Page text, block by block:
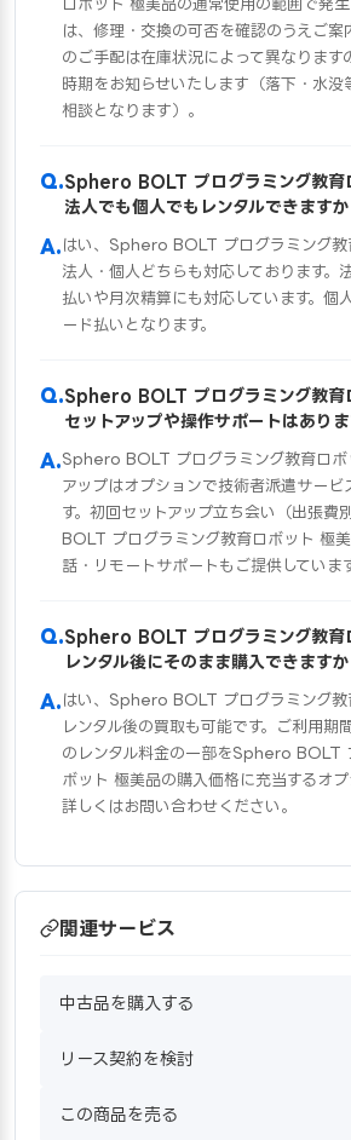
ロボット 極美品の通常使用の範囲で発
は、修理・交換の可否を確認のうえご案
のご手配は在庫状況によって異なります
時期をお知らせいたします（落下・水
相談となります）。
Sphero BOLT プログラミング教育
法人でも個人でもレンタルできますか
はい、Sphero BOLT プログラミング教
法人・個人どちらも対応しております。
払いや月次精算にも対応しています。個
ード払いとなります。
Sphero BOLT プログラミング教育
セットアップや操作サポートはありま
Sphero BOLT プログラミング教育ロボ
アップはオプションで技術者派遣サービ
す。初回セットアップ立ち会い（出張
BOLT プログラミング教育ロボット 極
話・リモートサポートもご提供しています
Sphero BOLT プログラミング教育
レンタル後にそのまま購入できますか
はい、Sphero BOLT プログラミング教
レンタル後の買取も可能です。ご利用期
のレンタル料金の一部をSphero BOLT
ボット 極美品の購入価格に充当するオプ
詳しくはお問い合わせください。
関連サービス
中古品を購入する
リース契約を検討
この商品を売る